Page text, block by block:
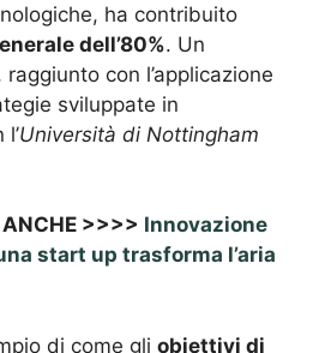
ha contribuito
dell’80%. Un
con l’applicazione
sviluppate in
Università di Nottingham
>>>> Innovazione
start up trasforma l’aria
di come gli obiettivi di